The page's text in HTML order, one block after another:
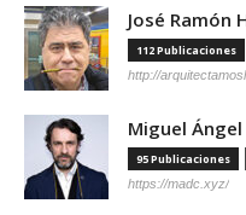
José Ramón
112 Publicaciones
http://
Miguel
95 Publicaciones
https://madc.xyz/